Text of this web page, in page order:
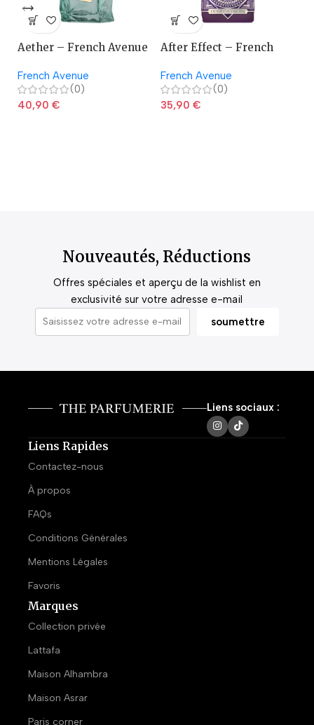
Aether – French Avenue
French Avenue
(0)
40,90 €
After Effect – French
French Avenue
(0)
35,90 €
Nouveautés, Réductions
Offres spéciales et aperçu de la wishlist en
exclusivité sur votre adresse e-mail
Liens sociaux :
Liens Rapides
Contactez-nous
À propos
FAQs
Conditions Générales
Mentions Légales
Favoris
Marques
Collection privée
Lattafa
Maison Alhambra
Maison Asrar
Paris corner